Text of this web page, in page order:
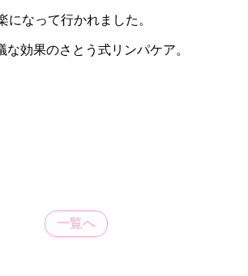
になって行かれました。
効果のさとう式リンパケア。
一覧へ